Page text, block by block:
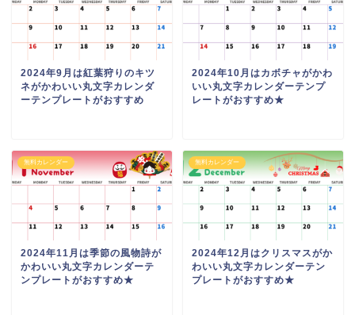
2024年9月は紅葉狩りのキツ
ネがかわいい丸文字カレンダ
ーテンプレートがおすすめ
2024年10月はカボチャがかわ
いい丸文字カレンダーテンプ
レートがおすすめ★
無料カレンダー
2024年11月は季節の風物詩が
かわいい丸文字カレンダーテ
ンプレートがおすすめ★
無料カレンダー
2024年12月はクリスマスがか
わいい丸文字カレンダーテン
プレートがおすすめ★